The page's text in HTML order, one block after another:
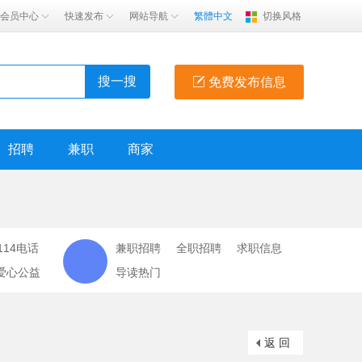
会员中心 快速发布 网站导航 繁體中文 切换风格
免费发布信息
搜一搜
招聘 兼职 商家
电话
心公益
兼职招聘 全职招聘
求职信息
导读热门
返 回